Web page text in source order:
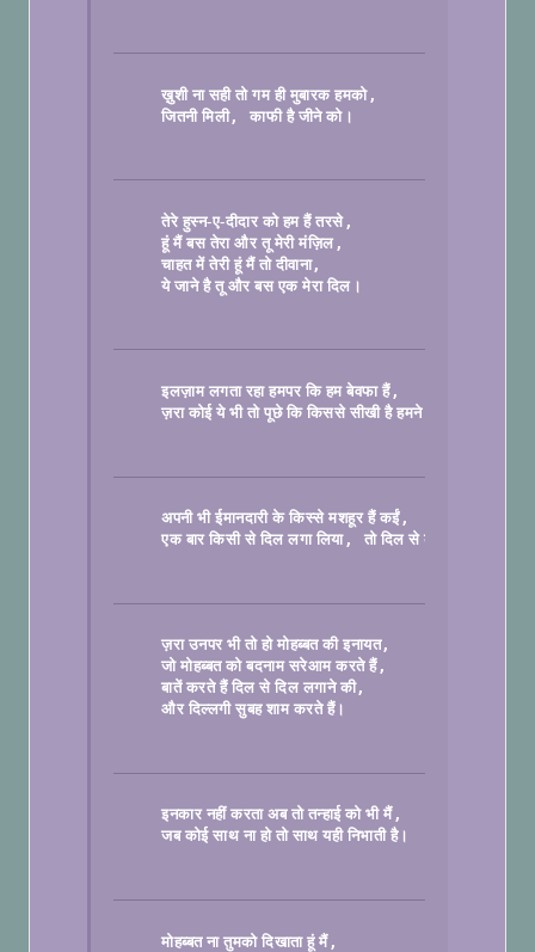
ख़ुशी ना सही तो गम ही मुबारक हमको
जितनी मिली, काफी है जीने को।
तेरे हुस्न-ए-दीदार को हम हैं तरसे
हूं मैं बस तेरा और तू मेरी मंज़िल
चाहत में तेरी हूं मैं तो दीवाना
ये जाने है तू और बस एक मेरा दिल।
इलज़ाम लगता रहा हमपर कि हम बेवफा हैं
ज़रा कोई ये भी तो पूछे कि किससे सीखी है हमने।
अपनी भी ईमानदारी के किस्से मशहूर हैं कईं
एक बार किसी से दिल लगा लिया, तो दिल से कभी उतरते नहीं।
ज़रा उनपर भी तो हो मोहब्बत की इनायत
जो मोहब्बत को बदनाम सरेआम करते हैं
बातें करते हैं दिल से दिल लगाने की
और दिल्लगी सुबह शाम करते हैं।
इनकार नहीं करता अब तो तन्हाई को भी मैं
जब कोई साथ ना हो तो साथ यही निभाती है।
मोहब्बत ना तुमको दिखाता हूं मैं